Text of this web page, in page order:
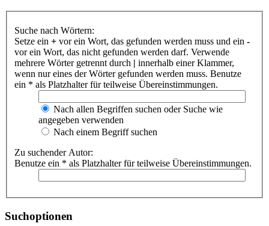
Suche nach Wörtern:
Setze ein + vor ein Wort, das gefunden werden muss und ein -
vor ein Wort, das nicht gefunden werden darf. Verwende
mehrere Wörter getrennt durch | innerhalb einer Klammer,
wenn nur eines der Wörter gefunden werden muss. Benutze
ein * als Platzhalter für teilweise Übereinstimmungen.
Nach allen Begriffen suchen oder Suche wie
angegeben verwenden
Nach einem Begriff suchen
Zu suchender Autor:
Benutze ein * als Platzhalter für teilweise Übereinstimmungen.
Suchoptionen